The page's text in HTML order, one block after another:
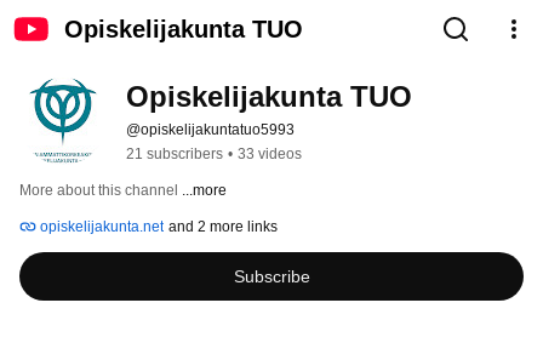
Opiskelijakunta TUO
Opiskelijakunta TUO
@opiskelijakuntatuo5993
21 subscribers • 33 videos
More about this channel ...more
opiskelijakunta.net and 2 more links
Subscribe